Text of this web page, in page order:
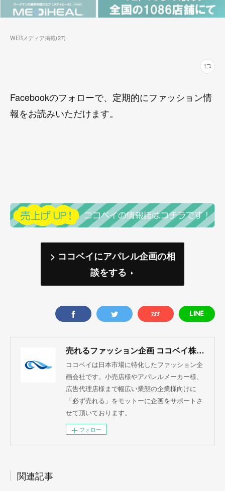
WEBメディア掲載(27)
Facebookのフォローで、定期的にファッション情
報をお読みいただけます。
> ココベイにアパレル企画の相
談をする
売れるファッション企画 ココベイ株式会社
ココベイは日本市場に特化したファッション企
画会社です。小売店様やアパレルメーカー様、
広告代理店様まで幅広い業態の企業様向けに
「必ず売れる」をモットーに企画をサポートさ
せて頂いております。
フォロー
関連記事